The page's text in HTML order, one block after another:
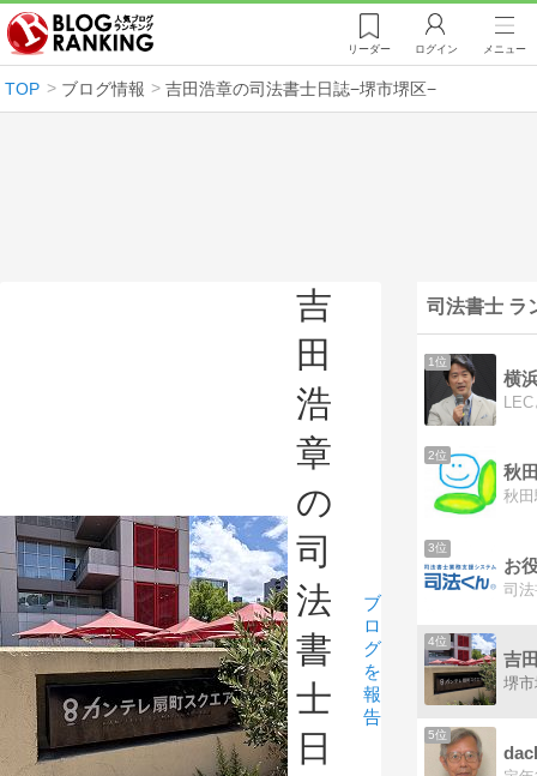
リーダー ログイン メニュー
TOP ブログ情報 吉田浩章の司法書士日誌−堺市堺区−
吉
田
浩
章
の
司
法
書
士
日
ブ
ロ
グ
を
報
告
司法書士 ラ
1位
横
2位
3位
4位
吉
5位